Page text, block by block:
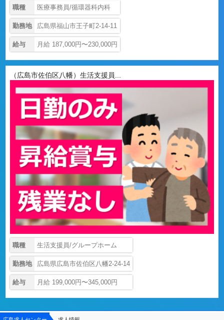
職種 医療事務員/循環器科内科
勤務地 広島県福山市王子町2-14-11
給与 月給 187,000円〜230,000円
（広島市佐伯区八幡）生活支援員...
職種 生活支援員/グループホーム
勤務地 広島県広島市佐伯区八幡2-24-14
給与 月給 199,000円〜345,000円